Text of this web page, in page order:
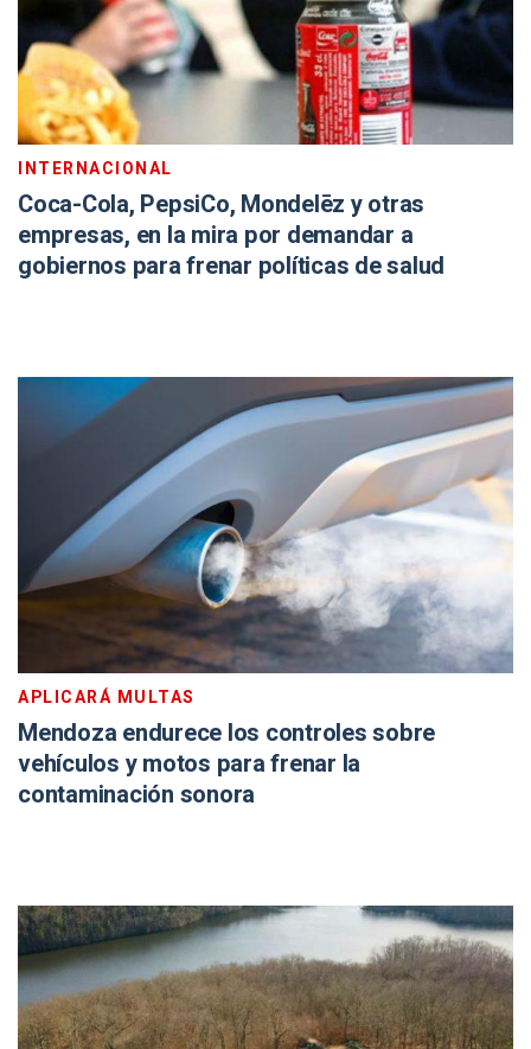
INTERNACIONAL
Coca-Cola, PepsiCo, Mondelēz y otras
empresas, en la mira por demandar a
gobiernos para frenar políticas de salud
APLICARÁ MULTAS
Mendoza endurece los controles sobre
vehículos y motos para frenar la
contaminación sonora